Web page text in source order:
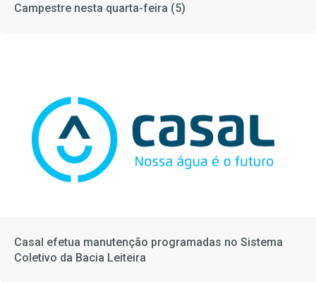
Campestre nesta quarta-feira (5)
Casal efetua manutenção programadas no Sistema
Coletivo da Bacia Leiteira